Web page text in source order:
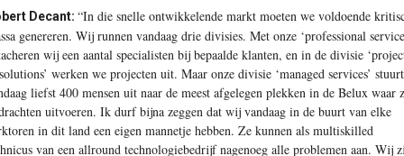
Decant: “In die snelle ontwikkelende markt moeten we voldoende
genereren. Wij runnen vandaag drie divisies. Met onze ‘professional
wij een aantal specialisten bij bepaalde klanten, en in de divisie
werken we projecten uit. Maar onze divisie ‘managed services’ stuurt
liefst 400 mensen uit naar de meest afgelegen plekken in de Belux waar
uitvoeren. Ik durf bijna zeggen dat wij vandaag in de buurt van elke
in dit land een eigen mannetje hebben. Ze kunnen als multiskilled
van een allround technologiebedrijf nagenoeg alle problemen aan. Wij